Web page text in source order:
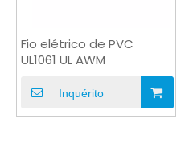
Fio elétrico de PVC
UL1061 UL AWM
Inquérito